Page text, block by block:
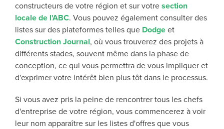
constructeurs de votre région et sur votre section
locale de l'ABC. Vous pouvez également consulter des
listes sur des plateformes telles que Dodge et
Construction Journal, où vous trouverez des projets à
différents stades, souvent même dans la phase de
conception, ce qui vous permettra de vous impliquer et
d'exprimer votre intérêt bien plus tôt dans le processus.
Si vous avez pris la peine de rencontrer tous les chefs
d'entreprise de votre région, vous commencerez à voir
leur nom apparaître sur les listes d'offres que vous